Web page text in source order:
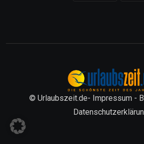
© Urlaubszeit.de- Impressum -